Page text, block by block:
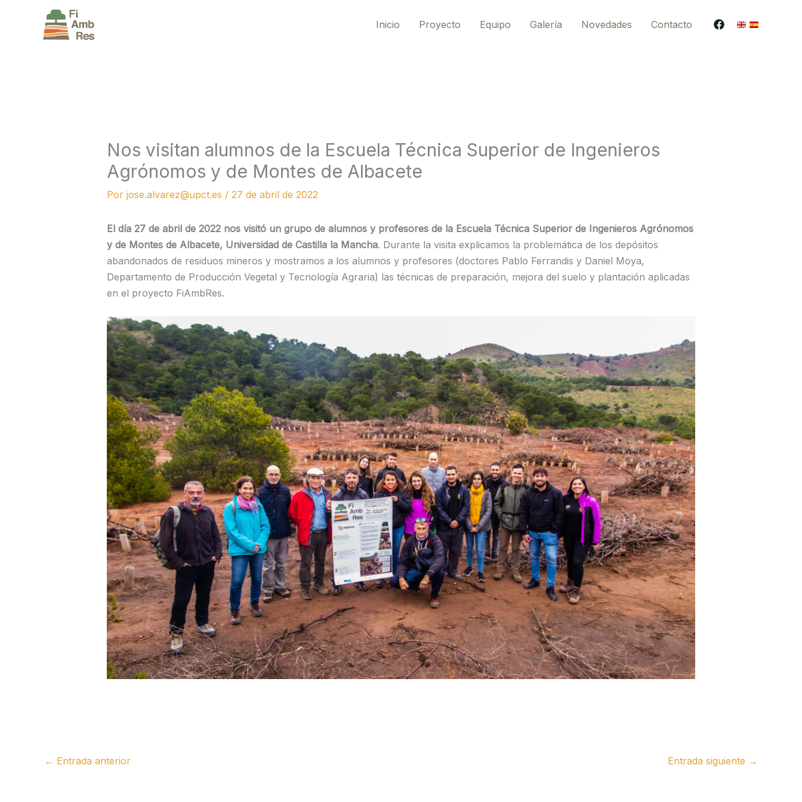
contenido
Inicio Proyecto Equipo Galería Novedades Contacto
Nos visitan alumnos de la Escuela Técnica Superior de Ingenieros
Agrónomos y de Montes de Albacete
Por jose.alvarez@upct.es / 27 de abril de 2022
El día 27 de abril de 2022 nos visitó un grupo de alumnos y profesores de la Escuela Técnica Superior de Ingenieros Agrónomos
y de Montes de Albacete, Universidad de Castilla la Mancha. Durante la visita explicamos la problemática de los depósitos
abandonados de residuos mineros y mostramos a los alumnos y profesores (doctores Pablo Ferrandis y Daniel Moya,
Departamento de Producción Vegetal y Tecnología Agraria) las técnicas de preparación, mejora del suelo y plantación aplicadas
en el proyecto FiAmbRes.
← Entrada anterior Entrada siguiente →